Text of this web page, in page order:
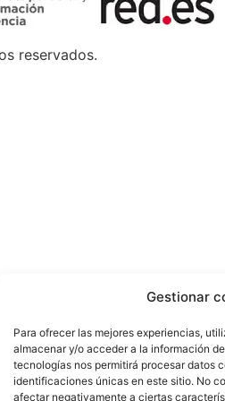
Gestionar
Para ofrecer las mejores experiencias,
almacenar y/o acceder a la información
tecnologías nos permitirá procesar datos
identificaciones únicas en este sitio. No
afectar negativamente a ciertas
reservados.